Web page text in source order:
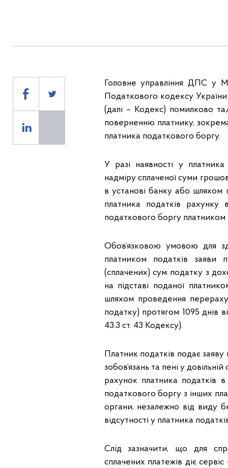
Головне управління ДПС у
Податкового кодексу
(далі – Кодекс) помилково
поверненню платнику,
платника податкового боргу.
У разі наявності у
надміру сплаченої суми
в установі банку або шляхом
платника податків
податкового боргу платником
Обов’язковою умовою для
платником податків заяви
(сплачених) сум податку з
на підставі поданої
шляхом проведення
податку) протягом 1095 днів
43.3 ст. 43 Кодексу).
Платник податків подає
зобов’язань та пені у
рахунок платника податків
податкового боргу з інших
органи, незалежно від виду
відсутності у платника
Слід зазначити, що для
сплачених платежів діє